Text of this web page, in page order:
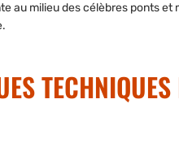
au milieu des célèbres ponts